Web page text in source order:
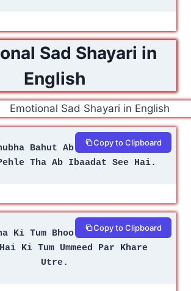
Sad Shayari in
English
Bahut Ab Aadat See Hai
Tha Ab Ibaadat See Hai.
Copy to Clipboard
Ki Tum Bhool Jaoge Mujh Ko
Utre.
Copy to Clipboard